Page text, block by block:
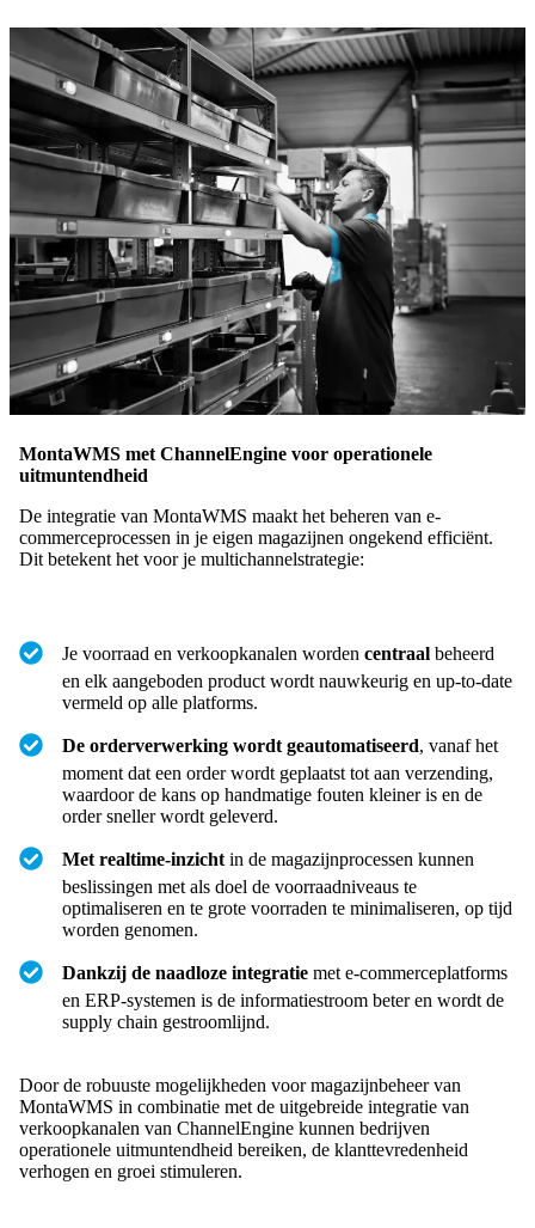
MontaWMS met ChannelEngine voor operationele
uitmuntendheid
De integratie van MontaWMS maakt het beheren van e-
commerceprocessen in je eigen magazijnen ongekend efficiënt.
Dit betekent het voor je multichannelstrategie:
Je voorraad en verkoopkanalen worden centraal beheerd
en elk aangeboden product wordt nauwkeurig en up-to-date
vermeld op alle platforms.
De orderverwerking wordt geautomatiseerd, vanaf het
moment dat een order wordt geplaatst tot aan verzending,
waardoor de kans op handmatige fouten kleiner is en de
order sneller wordt geleverd.
Met realtime-inzichtin de magazijnprocessen kunnen
beslissingen met als doel de voorraadniveaus te
optimaliseren en te grote voorraden te minimaliseren, op tijd
worden genomen.
Dankzij de naadloze integratie met e-commerceplatforms
en ERP-systemen is de informatiestroom beter en wordt de
supply chain gestroomlijnd.
Door de robuuste mogelijkheden voor magazijnbeheer van
MontaWMS in combinatie met de uitgebreide integratie van
verkoopkanalen van ChannelEngine kunnen bedrijven
operationele uitmuntendheid bereiken, de klanttevredenheid
verhogen en groei stimuleren.